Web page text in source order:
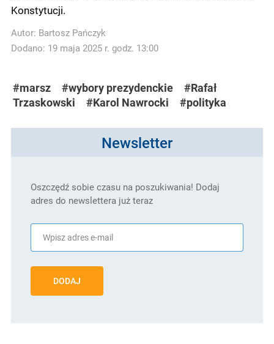
Konstytucji.
Autor: Bartosz Pańczyk
Dodano: 19 maja 2025 r. godz. 13:00
#marsz #wybory prezydenckie
#Rafał
Trzaskowski
#Karol Nawrocki #polityka
Newsletter
Oszczędź sobie czasu na poszukiwania! Dodaj
adres do newslettera już teraz
DODAJ